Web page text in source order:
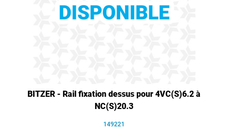
BITZER - Rail fixation dessus pour 4VC(S)6.2 à
NC(S)20.3
149221